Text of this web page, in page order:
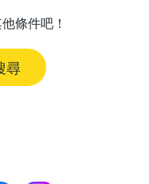
條件吧！
尋